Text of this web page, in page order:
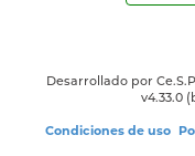
Desarrollado por
v4.33.0
Condiciones de uso